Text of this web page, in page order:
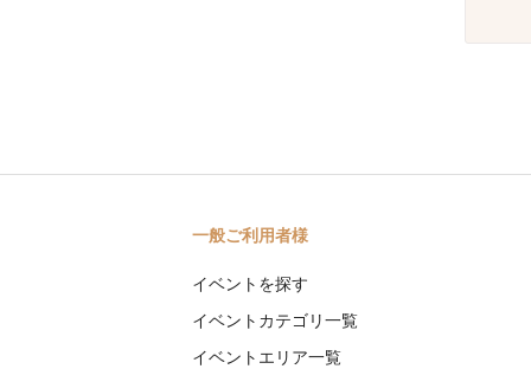
一般ご利用者様
イベントを探す
イベントカテゴリ一覧
イベントエリア一覧